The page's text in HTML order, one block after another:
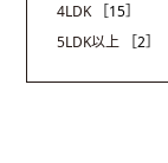
4LDK
［15］
5LDK以上
［2］